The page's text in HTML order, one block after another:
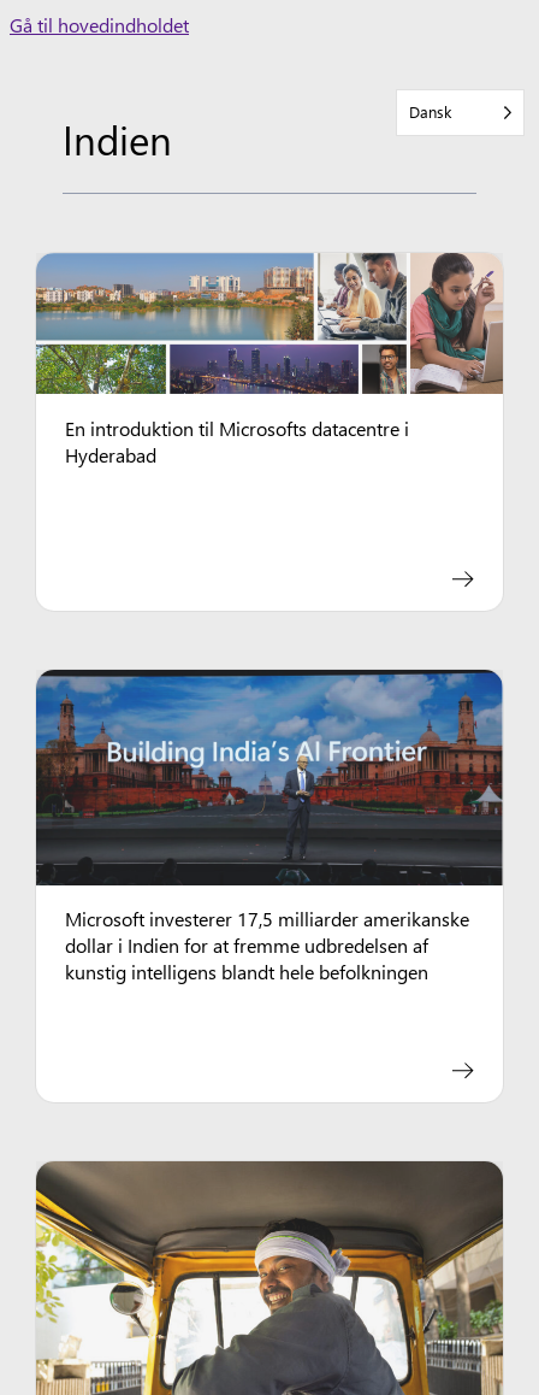
Skip
Gå til hovedindholdet
Dansk
Indien
En introduktion til Microsofts datacentre i
Hyderabad
Microsoft investerer 17,5 milliarder amerikanske
dollar i Indien for at fremme udbredelsen af
kunstig intelligens blandt hele befolkningen